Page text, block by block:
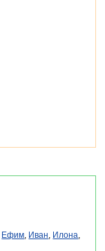
Ефим, Иван, Илона,